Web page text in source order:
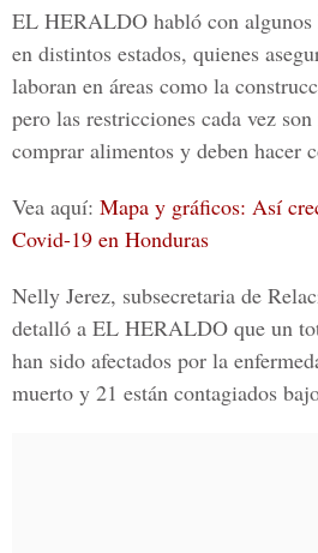
EL HERALDO habló con
en distintos estados, quienes
laboran en áreas como la
pero las restricciones cada vez son
comprar alimentos y deben hacer
Vea aquí: Mapa y gráficos: Así
Covid-19 en Honduras
Nelly Jerez, subsecretaria de
detalló a EL HERALDO que un
han sido afectados por la
muerto y 21 están contagiados